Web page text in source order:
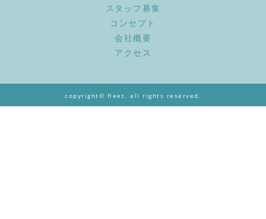
スタッフ募集
コンセプト
会社概要
アクセス
copyright© fleet. all rights reserved.